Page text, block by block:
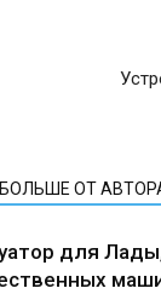
БОЛЬШЕ ОТ
для